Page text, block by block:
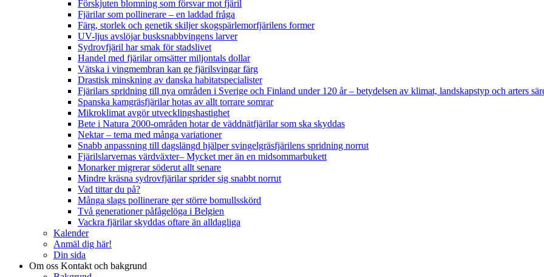
Förskjuten blomning som försvar mot fjäril
Fjärilar som pollinerare – en laddad fråga
Färg, storlek och genetik skiljer skogspärlemorfjärilens former
UV-ljus avslöjar busksnabbvingens larver
Sydrovfjäril har smak för stadslivet
Handel med fjärilar omsätter miljontals dollar
Vätska i vingmembran kan ge fjärilsvingar färg
Drastisk minskning av danska habitatspecialister
Fjärilars spridning till nya områden i Sverige och Finland under 120 år– betydelsen av klimat, landskapstyp och arters
Spanska kamgräsfjärilar hotas av allt torrare somrar
Mikroklimat avgör utvecklingshastighet
Bete i Natura 2000-områden hotar de väddnätfjärilar som ska skyddas
Nektar – tema med många variationer
Snabb anpassning till dagslängd hjälper svingelgräsfjärilens spridning norrut
Fjärilslarvernas värdväxter– Mycket mer än en midsommarbukett
Monarker migrerar söderut allt senare
Mindre kräsna sydrovfjärilar sprider sig snabbt norrut
Vad tittar du på?
Många slags pollinerare ger större bomullsskörd
Två generationer påfågelöga i Belgien
Vackra fjärilar skyddas oftare än alldagliga
Kalender
Anmäl dig här!
Din sida
Om oss Kontakt och bakgrund